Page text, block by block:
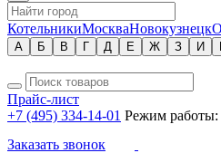
КотельникиМоскваНовокузнецк
А Б В Г Д Е Ж З И
Прайс-лист
+7 (495) 334-14-01 Режим
Заказать звонок